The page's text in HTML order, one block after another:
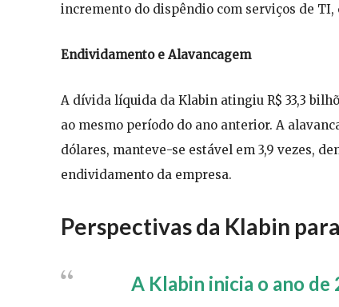
incremento do dispêndio com serviços de TI,
Endividamento e Alavancagem
A dívida líquida da Klabin atingiu R$ 33,3
ao mesmo período do ano anterior. A
dólares, manteve-se estável em 3,9 vezes,
endividamento da empresa.
Perspectivas da Klabin
A Klabin inicia o ano